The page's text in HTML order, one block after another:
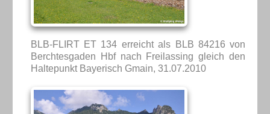
BLB-FLIRT ET 134 erreicht als BLB 84216 von
Berchtesgaden Hbf nach Freilassing gleich den
Haltepunkt Bayerisch Gmain, 31.07.2010